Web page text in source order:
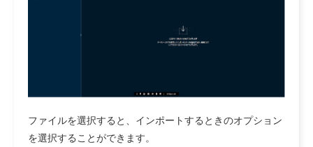
ファイルを選択すると、インポートするときのオプション
を選択することができます。